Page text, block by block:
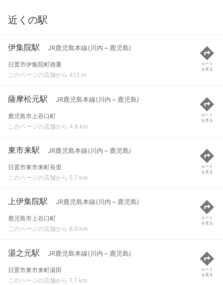
近くの駅
伊集院駅 JR鹿児島本線(川内～鹿児島)
日置市伊集院町徳重
このページの店舗から 412 m
ルート
を見る
薩摩松元駅 JR鹿児島本線(川内～鹿児島)
鹿児島市上谷口町
このページの店舗から 4.6 km
ルート
を見る
東市来駅 JR鹿児島本線(川内～鹿児島)
日置市東市来町長里
このページの店舗から 5.7 km
ルート
を見る
上伊集院駅 JR鹿児島本線(川内～鹿児島)
鹿児島市上谷口町
このページの店舗から 6.9 km
ルート
を見る
湯之元駅 JR鹿児島本線(川内～鹿児島)
日置市東市来町湯田
このページの店舗から 7.7 km
ルート
を見る